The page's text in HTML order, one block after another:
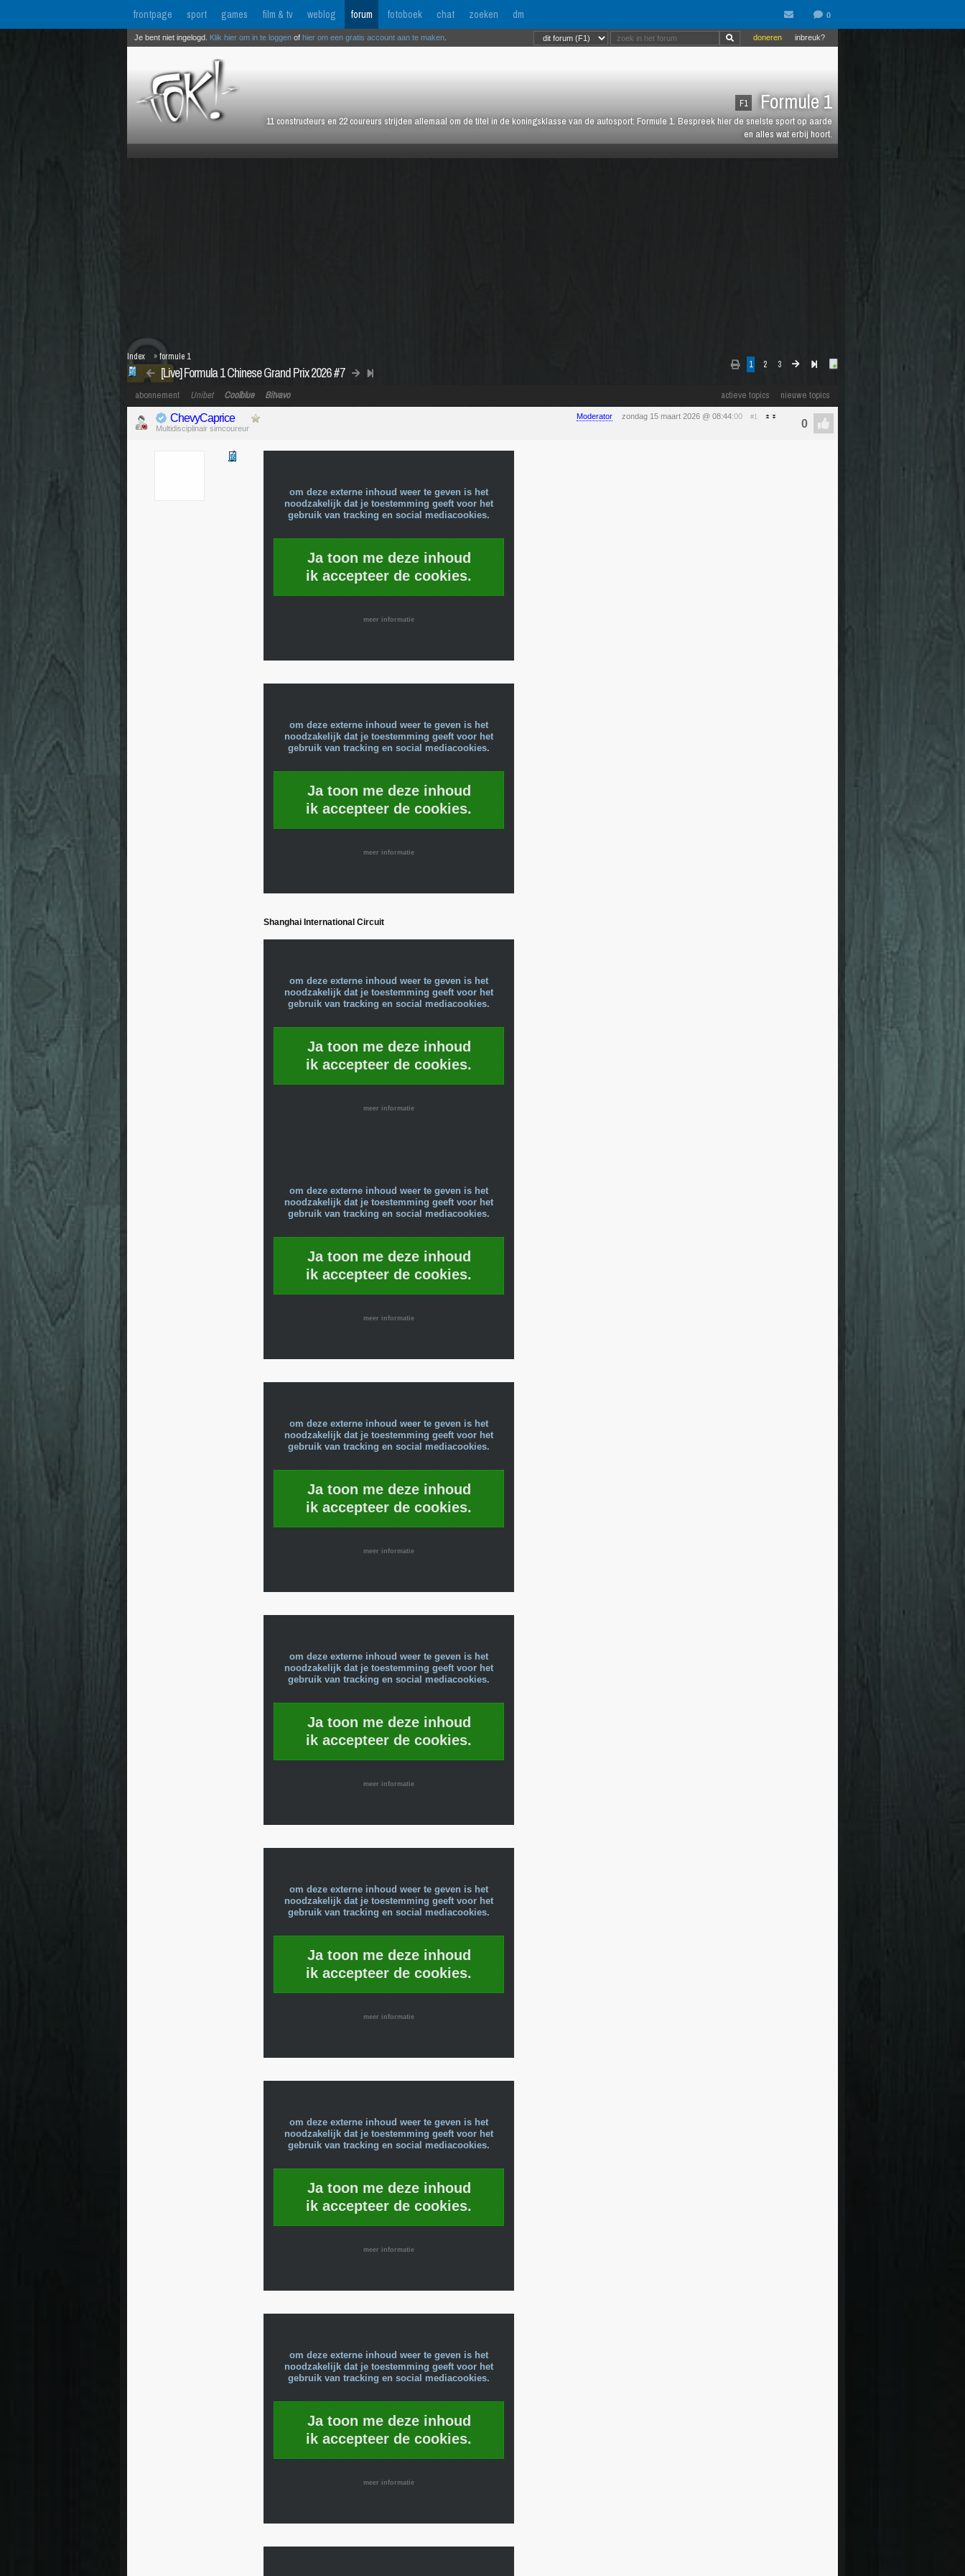
frontpage sport games film & tv weblog forum fotoboek chat zoeken dm
F1 Formule 1
11 constructeurs en 22 coureurs strijden allemaal om de titel in de koningsklasse van de autosport: Formule 1. Bespreek hier de snelste sport op aarde
en alles wat erbij hoort.
inbreuk?
doneren
Je bent niet ingelogd. Klik hier om in te loggen of hier om een gratis account aan te maken
1 2 3
[Live] Formula 1 Chinese Grand Prix 2026 #7
Index »formule 1
actieve topics nieuwe topics
abonnement Unibet Coolblue Bitvavo
Moderator zondag 15 maart 2026 @ 08:44:00 #1
ChevyCaprice
Multidisciplinair simcoureur
om deze externe inhoud weer te geven is het
noodzakelijk dat je toestemming geeft voor het
gebruik van tracking en social mediacookies.
Ja toon me deze inhoud
ik accepteer de cookies.
meer informatie
om deze externe inhoud weer te geven is het
noodzakelijk dat je toestemming geeft voor het
gebruik van tracking en social mediacookies.
Ja toon me deze inhoud
ik accepteer de cookies.
meer informatie
Shanghai International Circuit
om deze externe inhoud weer te geven is het
noodzakelijk dat je toestemming geeft voor het
gebruik van tracking en social mediacookies.
Ja toon me deze inhoud
ik accepteer de cookies.
meer informatie
om deze externe inhoud weer te geven is het
noodzakelijk dat je toestemming geeft voor het
gebruik van tracking en social mediacookies.
Ja toon me deze inhoud
ik accepteer de cookies.
meer informatie
om deze externe inhoud weer te geven is het
noodzakelijk dat je toestemming geeft voor het
gebruik van tracking en social mediacookies.
Ja toon me deze inhoud
ik accepteer de cookies.
meer informatie
om deze externe inhoud weer te geven is het
noodzakelijk dat je toestemming geeft voor het
gebruik van tracking en social mediacookies.
Ja toon me deze inhoud
ik accepteer de cookies.
meer informatie
om deze externe inhoud weer te geven is het
noodzakelijk dat je toestemming geeft voor het
gebruik van tracking en social mediacookies.
Ja toon me deze inhoud
ik accepteer de cookies.
meer informatie
om deze externe inhoud weer te geven is het
noodzakelijk dat je toestemming geeft voor het
gebruik van tracking en social mediacookies.
Ja toon me deze inhoud
ik accepteer de cookies.
meer informatie
om deze externe inhoud weer te geven is het
noodzakelijk dat je toestemming geeft voor het
gebruik van tracking en social mediacookies.
Ja toon me deze inhoud
ik accepteer de cookies.
meer informatie